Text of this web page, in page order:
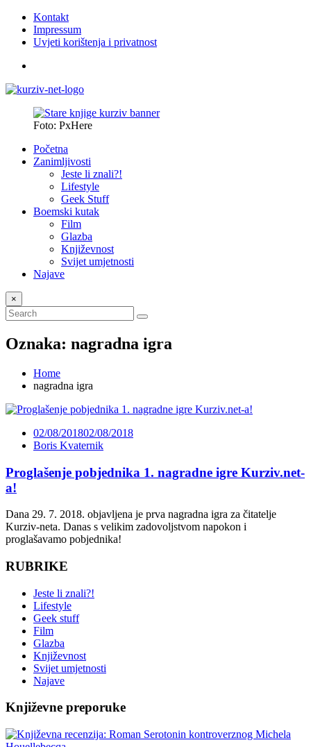
Kontakt
Impressum
Uvjeti korištenja i privatnost
Foto: PxHere
Početna
Zanimljivosti
Jeste li znali?!
Lifestyle
Geek Stuff
Boemski kutak
Film
Glazba
Književnost
Svijet umjetnosti
Najave
×
Oznaka: nagradna igra
Home
nagradna igra
02/08/201802/08/2018
Boris Kvaternik
Proglašenje pobjednika 1. nagradne igre Kurziv.net-
a!
Dana 29. 7. 2018. objavljena je prva nagradna igra za čitatelje
Kurziv-neta. Danas s velikim zadovoljstvom napokon i
proglašavamo pobjednika!
RUBRIKE
Jeste li znali?!
Lifestyle
Geek stuff
Film
Glazba
Književnost
Svijet umjetnosti
Najave
Književne preporuke